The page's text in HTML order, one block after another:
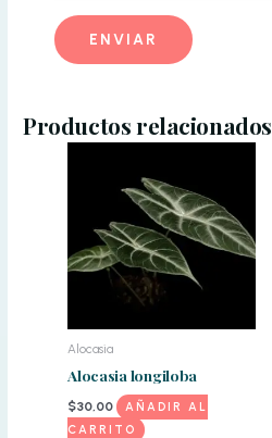
Productos relacionados
Alocasia
Alocasia longiloba
$30,00
AÑADIR AL
CARRITO